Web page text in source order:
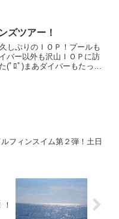
ズツアー！
しぶりのＩＯＰ！プールも
バー以外も沢山ＩＯＰに訪
(ﾟﾛﾟ)まあダイバーもたっぷ
フィンスイム第２弾！土日